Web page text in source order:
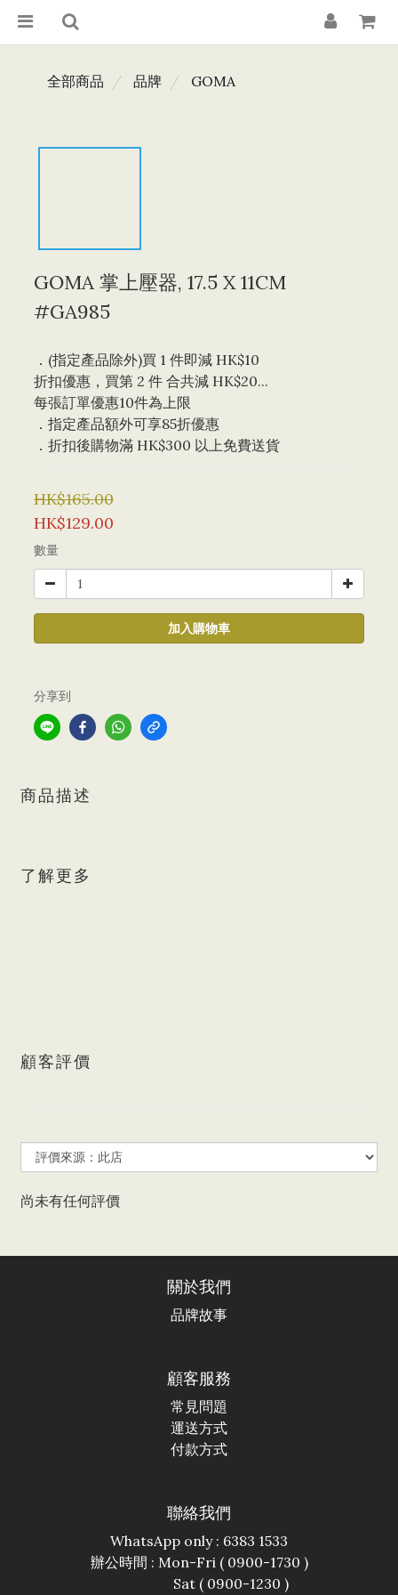
全部商品 品牌 GOMA
GOMA 掌上壓器, 17.5 X 11CM
#GA985
．(指定產品除外)買 1 件即減 HK$10
折扣優惠，買第 2 件 合共減 HK$20...
每張訂單優惠10件為上限
．指定產品額外可享85折優惠
．折扣後購物滿 HK$300 以上免費送貨
HK$165.00
HK$129.00
數量
加入購物車
分享到
商品描述
了解更多
顧客評價
尚未有任何評價
關於我們
品牌故事
顧客服務
常見問題
運送方式
付款方式
聯絡我們
WhatsApp only : 6383 1533
辦公時間 : Mon-Fri ( 0900-1730 )
Sat ( 0900-1230 )